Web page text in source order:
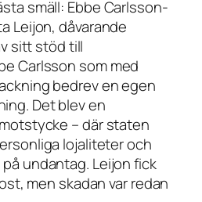
smäll: Ebbe Carlsson-
Leijon, dåvarande
sitt stöd till
Carlsson som med
bedrev en egen
Det blev en
– där staten
lojaliteter och
undantag. Leijon fick
men skadan var redan